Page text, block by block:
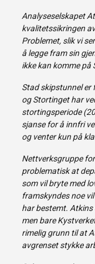
Analyseselskapet
kvalitetssikringen
Problemet, slik vi
å legge fram sin
ikke kan komme
Stad skipstunnel
og Stortinget har
stortingsperiode
sjanse for å innfri
og venter kun på
Nettverksgruppe
problematisk at
som vil bryte med
framskyndes noe
har bestemt. Atkins
men bare
rimelig grunn til at
avgrenset stykke